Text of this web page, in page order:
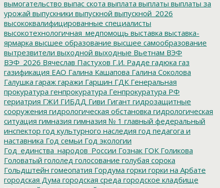
вымогательство выпас скота выплата выплаты выплаты за
урожай выпускники выпускной выпускной_2026
высококвалифицированные специалисты
высокотехнологичная_медпомощь выставка выставка-
ярмарка высшее образование высшее самообразование
вытрезвители выходной выходные Вьетнам ВЭФ
ВЭФ_2026 Вячеслав Пастухов Г.И. Радде гадюка газ
газификация ЕАО Галина Кашапова Галина Соколова
Галушка гараж гаражи Гаршин ГДК Генеральная
прокуратура генпрокуратура Генпрокуратура РФ
гериатрия ГЖИ ГИБДД Гиви Гигант гидрозащитные
сооружения гидрологическая обстановка гидрологическая
ситуация гимназия гимназия № 1 главный федеральный
инспектор год культурного наследия год педагога и
наставника Год семьи Год экологии
Год_единства_народов_России Гознак ГОК Голикова
Головатый гололед голосование голубая сорока
Гольдштейн гомеопатия Гордума горки горки на Арбате
городская Дума городская среда городское кладбище